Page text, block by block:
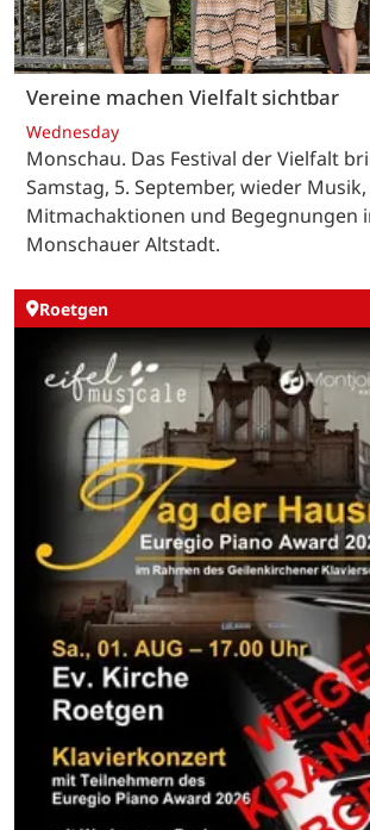
Vereine machen Vielfalt sichtbar
Wednesday
Monschau. Das Festival der Vielfalt
Samstag, 5. September, wieder Musik,
Mitmachaktionen und Begegnungen
Monschauer Altstadt.
Roetgen